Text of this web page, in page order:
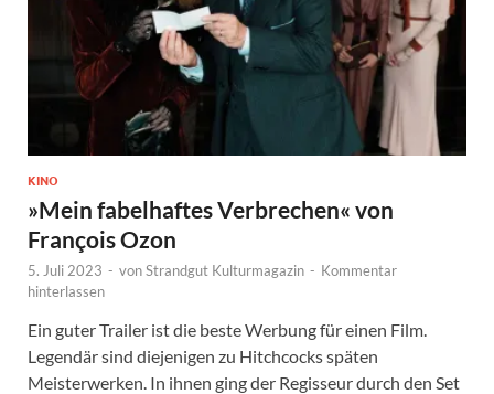
KINO
»Mein fabelhaftes Verbrechen« von
François Ozon
5. Juli 2023 - vonStrandgut Kulturmagazin - Kommentar
hinterlassen
Ein guter Trailer ist die beste Werbung für einen Film.
Legendär sind diejenigen zu Hitchcocks späten
Meisterwerken. In ihnen ging der Regisseur durch den Set